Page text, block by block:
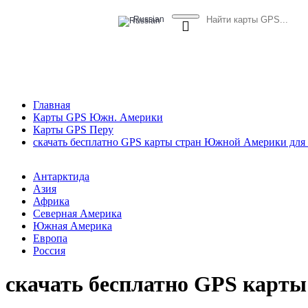
Russian
Главная
Карты GPS Южн. Америки
Карты GPS Перу
скачать бесплатно GPS карты стран Южной Америки для
Антарктида
Азия
Африка
Северная Америка
Южная Америка
Европа
Россия
скачать бесплатно GPS